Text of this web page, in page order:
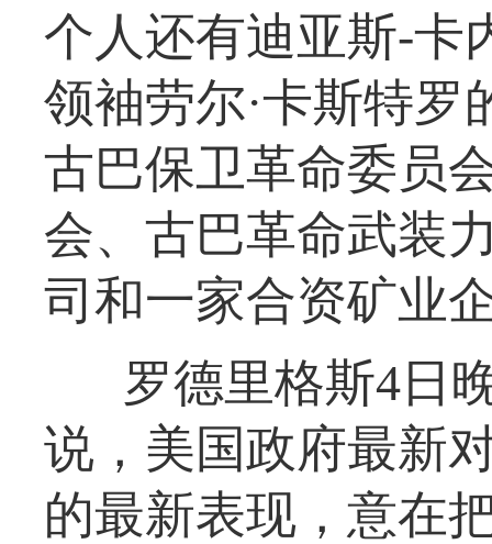
个人还有迪亚斯-卡
领袖劳尔·卡斯特
古巴保卫革命委员
会、古巴革命武装
司和一家合资矿业
罗德里格斯4日
说，美国政府最新
的最新表现，意在